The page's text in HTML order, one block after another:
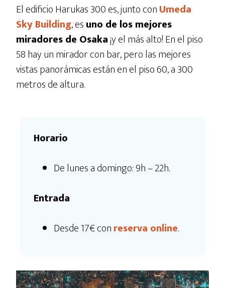
El edificio Harukas 300 es, junto conUmeda
Sky Building, esuno de los mejores
miradores de Osaka¡y el más alto! En el piso
58 hay un mirador con bar, pero las mejores
vistas panorámicas están en el piso 60, a 300
metros de altura.
Horario
De lunes a domingo: 9h – 22h.
Entrada
Desde 17€ conreserva online.